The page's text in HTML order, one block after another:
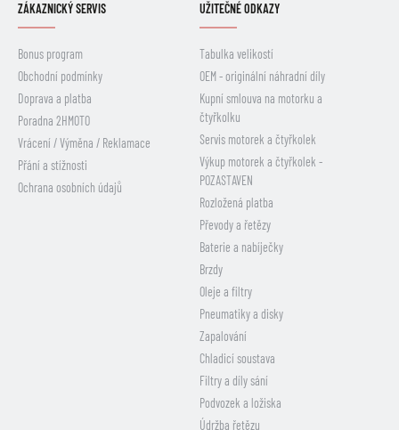
ZÁKAZNICKÝ SERVIS
Bonus program
Obchodní podmínky
Doprava a platba
Poradna 2HMOTO
Vrácení / Výměna / Reklamace
Přání a stížnosti
Ochrana osobních údajů
UŽITEČNÉ ODKAZY
Tabulka velikostí
OEM - originální náhradní díly
Kupní smlouva na motorku a
čtyřkolku
Servis motorek a čtyřkolek
Výkup motorek a čtyřkolek -
POZASTAVEN
Rozložená platba
Převody a řetězy
Baterie a nabíječky
Brzdy
Oleje a filtry
Pneumatiky a disky
Zapalování
Chladicí soustava
Filtry a díly sání
Podvozek a ložiska
Údržba řetězu